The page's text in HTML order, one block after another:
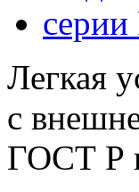
Легкая
с
ГОСТ Р